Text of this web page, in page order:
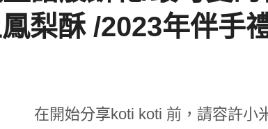
梨酥 /2023年伴手
在開始分享koti koti 前，請容許小